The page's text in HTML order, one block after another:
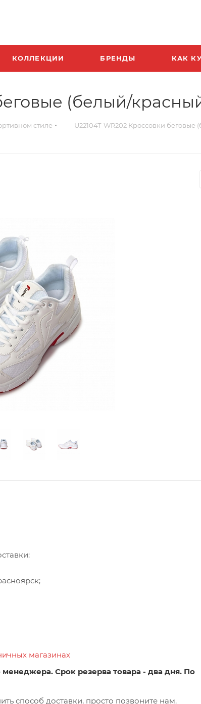
КОЛЛЕКЦИИ БРЕНДЫ КАК
(белый/
стиле — U22104T-WR202 Кроссовки беговые
магазинах
Срок резерва товара - два дня. По
способ доставки, просто позвоните нам.